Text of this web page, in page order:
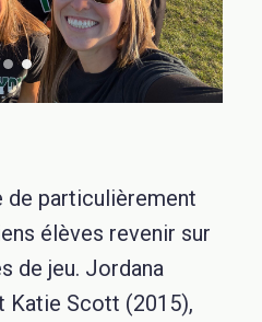
de particulièrement
élèves revenir sur
de jeu. Jordana
Katie Scott (2015),